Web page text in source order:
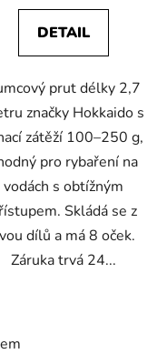
DETAIL
prut délky 2,7
značky Hokkaido s
zátěží 100–250 g,
pro rybaření na
vodách s obtížným
Skládá se z
dílů a má 8 oček.
Záruka trvá 24...